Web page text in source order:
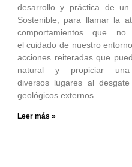
desarrollo y práctica de un
Sostenible, para llamar la
comportamientos que
el cuidado de nuestro
acciones reiteradas que
natural y propiciar
diversos lugares al
geológicos externos.…
Leer más »